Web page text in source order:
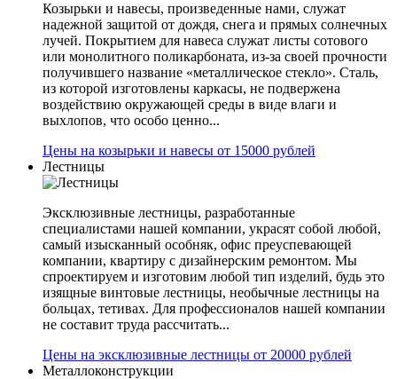
Козырьки и навесы, произведенные нами, служат
надежной защитой от дождя, снега и прямых солнечных
лучей. Покрытием для навеса служат листы сотового
или монолитного поликарбоната, из-за своей прочности
получившего название «металлическое стекло». Сталь,
из которой изготовлены каркасы, не подвержена
воздействию окружающей среды в виде влаги и
выхлопов, что особо ценно...
Цены на козырьки и навесы от 15000 рублей
Лестницы
Эксклюзивные лестницы, разработанные
специалистами нашей компании, украсят собой любой,
самый изысканный особняк, офис преуспевающей
компании, квартиру с дизайнерским ремонтом. Мы
спроектируем и изготовим любой тип изделий, будь это
изящные винтовые лестницы, необычные лестницы на
больцах, тетивах. Для профессионалов нашей компании
не составит труда рассчитать...
Цены на эксклюзивные лестницы от 20000 рублей
Металлоконструкции